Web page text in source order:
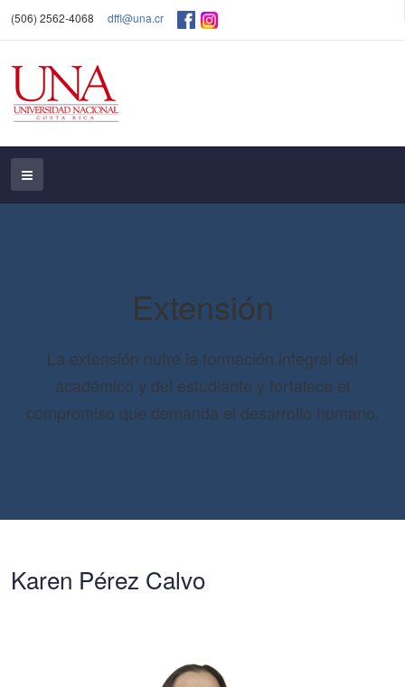
(506) 2562-4068 dffl@una.cr
Extensión
La extensión nutre la formación integral del
académico y del estudiante y fortalece el
compromiso que demanda el desarrollo humano.
Karen Pérez Calvo